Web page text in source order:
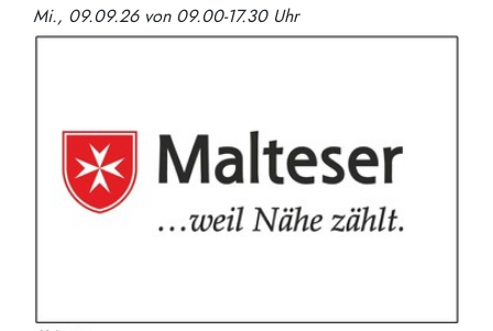
Mi., 09.09.26 von 09.00-17.30 Uhr